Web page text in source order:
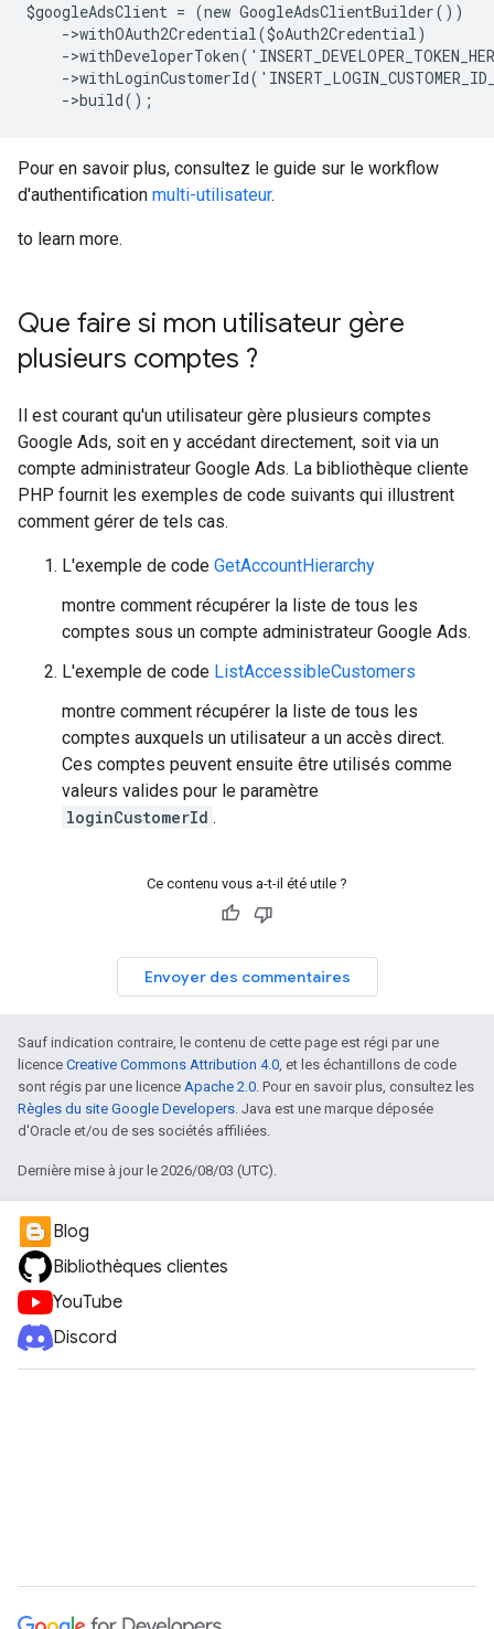
$googleAdsClient = (new GoogleAdsClientBuilder())
    ->withOAuth2Credential($oAuth2Credential)
-
-
    ->build();
Pour en savoir plus, consultez le guide sur le workflow
d'authentification multi-utilisateur.
to learn more.
Que faire si mon utilisateur gère
plusieurs comptes ?
Il est courant qu'un utilisateur gère plusieurs comptes
Google Ads, soit en y accédant directement, soit via un
compte administrateur Google Ads. La bibliothèque cliente
PHP fournit les exemples de code suivants qui illustrent
comment gérer de tels cas.
L'exemple de code GetAccountHierarchy
montre comment récupérer la liste de tous les
comptes sous un compte administrateur Google Ads.
L'exemple de code ListAccessibleCustomers
montre comment récupérer la liste de tous les
comptes auxquels un utilisateur a un accès direct.
Ces comptes peuvent ensuite être utilisés comme
valeurs valides pour le paramètre
loginCustomerId .
Ce contenu vous a-t-il été utile ?
Envoyer des commentaires
Sauf indication contraire, le contenu de cette page est régi par une
licence Creative Commons Attribution 4.0, et les échantillons de code
sont régis par une licence Apache 2.0. Pour en savoir plus, consultez les
Règles du site Google Developers. Java est une marque déposée
d'Oracle et/ou de ses sociétés affiliées.
Dernière mise à jour le 2026/08/03 (UTC).
Blog
Bibliothèques clientes
YouTube
Discord